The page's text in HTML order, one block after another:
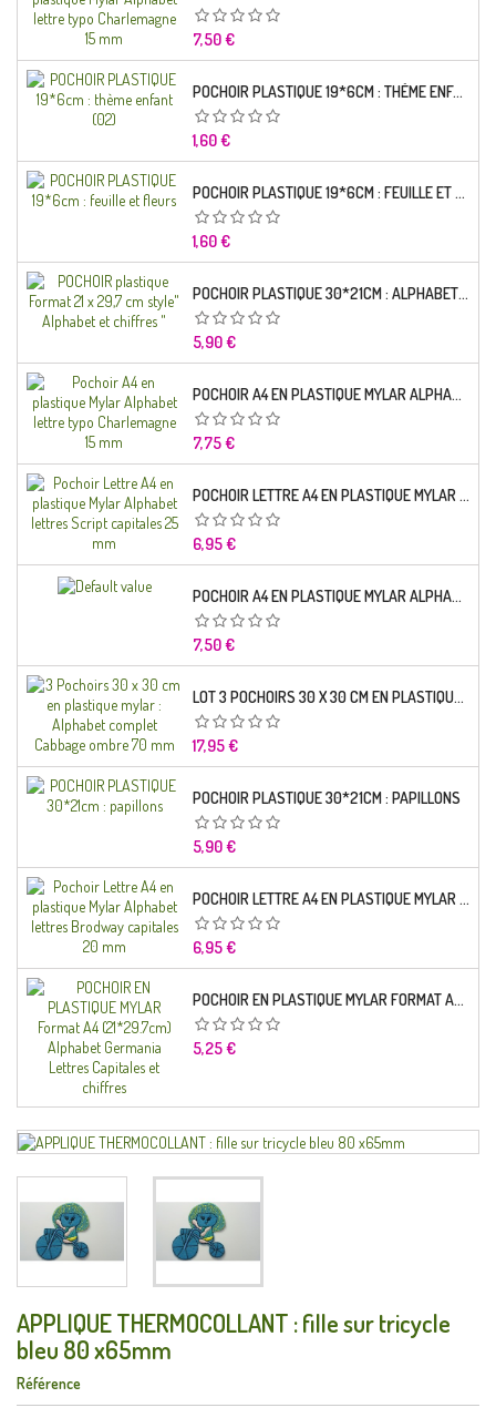
Prix
7,50 €
POCHOIR PLASTIQUE 19*6CM : THÈME ENFANT (02)
Prix
1,60 €
POCHOIR PLASTIQUE 19*6CM : FEUILLE ET FLEURS
Prix
1,60 €
POCHOIR PLASTIQUE 30*21CM : ALPHABET (02)
Prix
5,90 €
POCHOIR A4 EN PLASTIQUE MYLAR ALPHABET LETTRE TYPO RAVIE 30 MM
Prix
7,75 €
POCHOIR LETTRE A4 EN PLASTIQUE MYLAR ALPHABET LETTRES SCRIPT CAPITALES 25 MM
Prix
6,95 €
POCHOIR A4 EN PLASTIQUE MYLAR ALPHABET LETTRE TYPO SCIENCE 35 MM
Prix
7,50 €
LOT 3 POCHOIRS 30 X 30 CM EN PLASTIQUE MYLAR : ALPHABET COMPLET CABBAGE OMBRE 70 MM
Prix
17,95 €
POCHOIR PLASTIQUE 30*21CM : PAPILLONS
Prix
5,90 €
POCHOIR LETTRE A4 EN PLASTIQUE MYLAR ALPHABET LETTRES BRODWAY CAPITALES 20 MM
Prix
6,95 €
POCHOIR EN PLASTIQUE MYLAR FORMAT A4 (21*29.7CM) ALPHABET GERMANICA LETTRES CAPITALES ET CHIFFRES
Prix
5,25 €
APPLIQUE THERMOCOLLANT : fille sur tricycle
bleu 80 x65mm
Référence